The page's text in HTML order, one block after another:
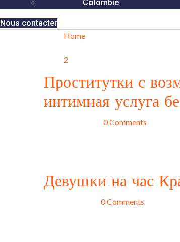
Colombie
Nous contacter
Home
2
Проститутки с
интимная услуга
0 Comments
Девушки на час
0 Comments